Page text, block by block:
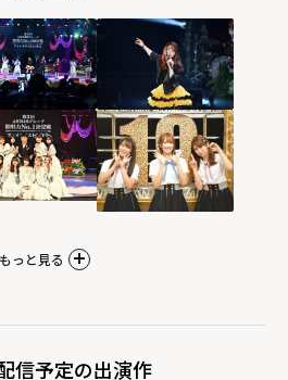
もっと見る
信予定の出演作